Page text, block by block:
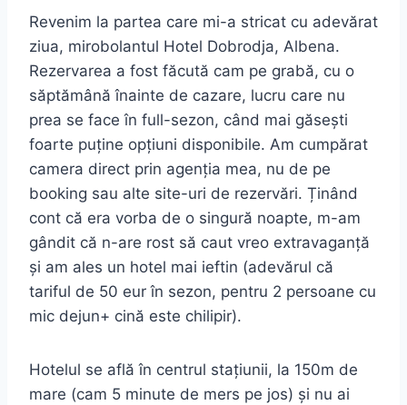
Revenim la partea care mi-a stricat cu adevărat
ziua, mirobolantul Hotel Dobrodja, Albena.
Rezervarea a fost făcută cam pe grabă, cu o
săptămână înainte de cazare, lucru care nu
prea se face în full-sezon, când mai găsești
foarte puține opțiuni disponibile. Am cumpărat
camera direct prin agenția mea, nu de pe
booking sau alte site-uri de rezervări. Ținând
cont că era vorba de o singură noapte, m-am
gândit că n-are rost să caut vreo extravaganță
și am ales un hotel mai ieftin (adevărul că
tariful de 50 eur în sezon, pentru 2 persoane cu
mic dejun+ cină este chilipir).
Hotelul se află în centrul stațiunii, la 150m de
mare (cam 5 minute de mers pe jos) și nu ai